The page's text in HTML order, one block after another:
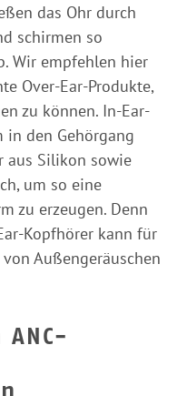
das Ohr durch
schirmen so
Wir empfehlen hier
Over-Ear-Produkte,
zu können. In-Ear-
in den Gehörgang
aus Silikon sowie
um so eine
zu erzeugen. Denn
Kopfhörer kann für
Außengeräuschen